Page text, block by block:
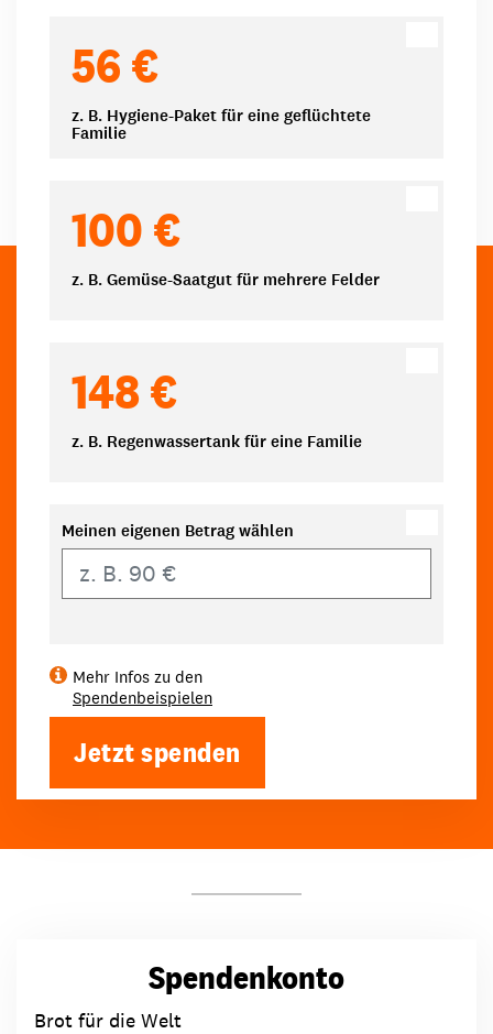
56 €
z. B. Hygiene-Paket für eine geflüchtete
Familie
100 €
z. B. Gemüse-Saatgut für mehrere Felder
148 €
z. B. Regenwassertank für eine Familie
Meinen eigenen Betrag wählen
Mehr Infos zu den
Spendenbeispielen
Jetzt spenden
Spendenkonto
Brot für die Welt